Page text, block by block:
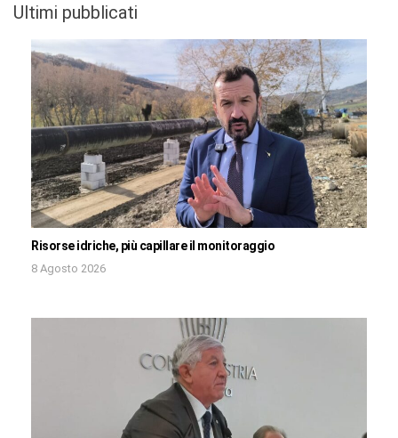
Ultimi pubblicati
Risorse idriche, più capillare il monitoraggio
8 Agosto 2026